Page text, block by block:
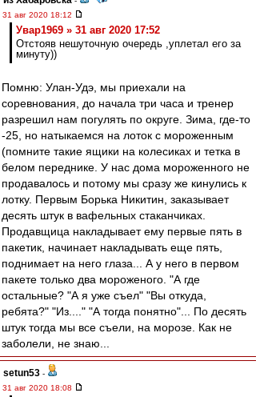
31 авг 2020 18:12
Увар1969 » 31 авг 2020 17:52
Отстояв нешуточную очередь ,уплетал его за
минуту))
Помню: Улан-Удэ, мы приехали на
соревнования, до начала три часа и тренер
разрешил нам погулять по округе. Зима, где-то
-25, но натыкаемся на лоток с мороженным
(помните такие ящики на колесиках и тетка в
белом переднике. У нас дома мороженного не
продавалось и потому мы сразу же кинулись к
лотку. Первым Борька Никитин, заказывает
десять штук в вафельных стаканчиках.
Продавщица накладывает ему первые пять в
пакетик, начинает накладывать еще пять,
поднимает на него глаза... А у него в первом
пакете только два мороженого. "А где
остальные? "А я уже съел" "Вы откуда,
ребята?" "Из...." "А тогда понятно"... По десять
штук тогда мы все съели, на морозе. Как не
заболели, не знаю...
setun53 -
31 авг 2020 18:08